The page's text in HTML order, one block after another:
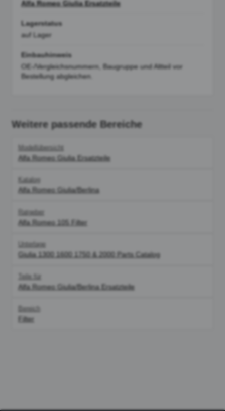
Alfa Romeo Giulia Ersatzteile
Lagerstatus
auf Lager
Einbauhinweis
OE-/Vergleichsnummern, Baugruppe und Altteil vor
Bestellung abgleichen.
Weitere passende Bereiche
Modellübersicht
Alfa Romeo Giulia Ersatzteile
Katalog
Alfa Romeo Giulia/Berlina
Ratgeber
Alfa Romeo 105 Filter
Unterlage
Giulia 1300 1600 1750 & 2000 Parts Catalog
Teile für
Alfa Romeo Giulia/Berlina Ersatzteile
Bereich
Filter